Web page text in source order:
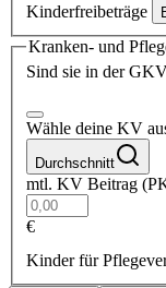
Kinderfreibeträge
Kranken- und
Sind sie in der
Wähle deine KV
Durchschnitt
mtl. KV Beitrag
€
Kinder für